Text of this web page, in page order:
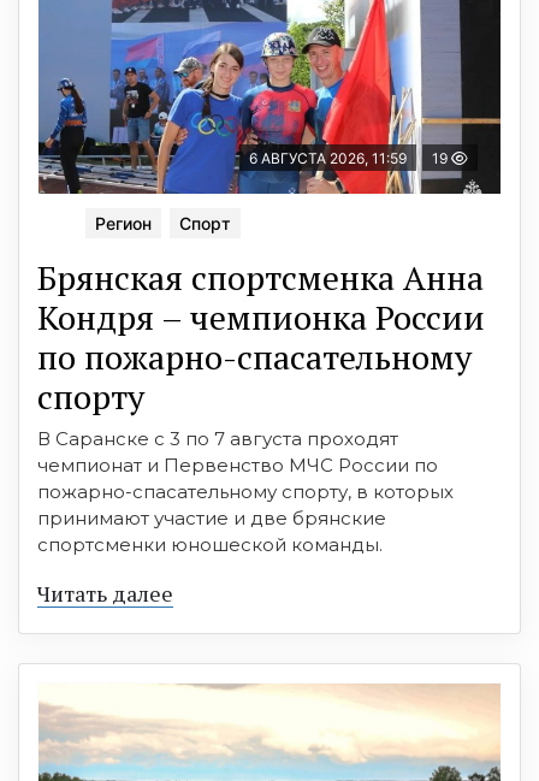
6 АВГУСТА 2026, 11:59 19
Регион Спорт
Брянская спортсменка Анна
Кондря – чемпионка России
по пожарно-спасательному
спорту
В Саранске с 3 по 7 августа проходят
чемпионат и Первенство МЧС России по
пожарно-спасательному спорту, в которых
принимают участие и две брянские
спортсменки юношеской команды.
Читать далее